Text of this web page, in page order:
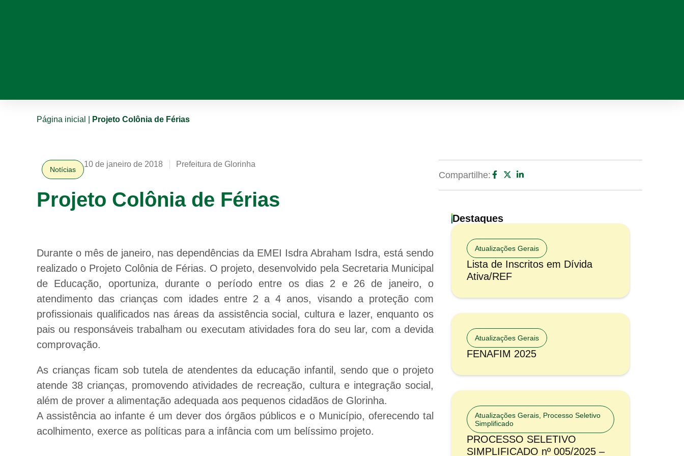
Página inicial Projeto Colônia de Férias
Notícias
10 de janeiro de 2018 Prefeitura de Glorinha
Projeto Colônia de Férias
Durante o mês de janeiro, nas dependências da EMEI Isdra Abraham Isdra, está sendo
realizado o Projeto Colônia de Férias. O projeto, desenvolvido pela Secretaria Municipal
de Educação, oportuniza, durante o período entre os dias 2 e 26 de janeiro, o
atendimento das crianças com idades entre 2 a 4 anos, visando a proteção com
profissionais qualificados nas áreas da assistência social, cultura e lazer, enquanto os
pais ou responsáveis trabalham ou executam atividades fora do seu lar, com a devida
comprovação.
As crianças ficam sob tutela de atendentes da educação infantil, sendo que o projeto
atende 38 crianças, promovendo atividades de recreação, cultura e integração social,
além de prover a alimentação adequada aos pequenos cidadãos de Glorinha.
A assistência ao infante é um dever dos órgãos públicos e o Município, oferecendo tal
acolhimento, exerce as políticas para a infância com um belíssimo projeto.
Compartilhe:
Destaques
Atualizações Gerais
Lista de Inscritos em Dívida
Ativa/REF
Atualizações Gerais
FENAFIM 2025
Atualizações Gerais Processo Seletivo
Simplificado
PROCESSO SELETIVO
SIMPLIFICADO nº 005/2025 –